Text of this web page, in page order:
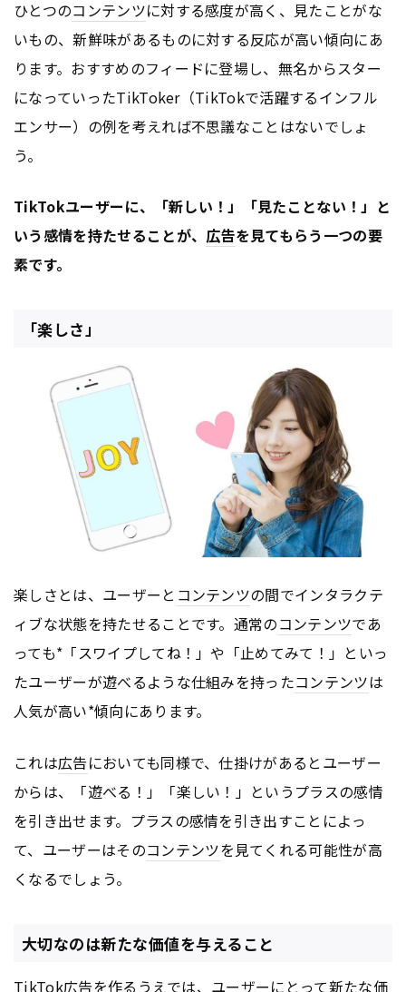
ひとつのコンテンツに対する感度が高く、見たことがな
いもの、新鮮味があるものに対する反応が高い傾向にあ
ります。おすすめのフィードに登場し、無名からスター
になっていったTikToker（TikTokで活躍するインフル
エンサー）の例を考えれば不思議なことはないでしょ
う。
TikTokユーザーに、「新しい！」「見たことない！」と
いう感情を持たせることが、 広告を見てもらう一つの要
素です。
「楽しさ」
楽しさとは、ユーザーと コンテンツの間でインタラクテ
ィブな状態を持たせることです。通常のコンテンツであ
っても*「スワイプしてね！」や「止めてみて！」といっ
たユーザーが遊べるような仕組みを持ったコンテンツは
人気が高い*傾向にあります。
これは広告においても同様で、仕掛けがあるとユーザー
からは、「遊べる！」「楽しい！」というプラスの感情
を引き出せます。プラスの感情を引き出すことによっ
て、ユーザーはそのコンテンツを見てくれる可能性が高
くなるでしょう。
大切なのは新たな価値を与えること
TikTok広告を作るうえでは、ユーザーにとって新たな価